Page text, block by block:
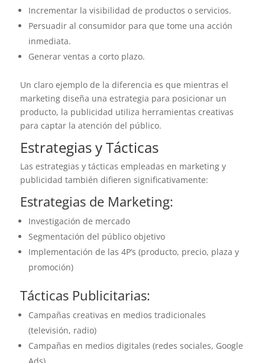
Incrementar la visibilidad de productos o servicios.
Persuadir al consumidor para que tome una acción
inmediata.
Generar ventas a corto plazo.
Un claro ejemplo de la diferencia es que mientras el
marketing diseña una estrategia para posicionar un
producto, la publicidad utiliza herramientas creativas
para captar la atención del público.
Estrategias y Tácticas
Las estrategias y tácticas empleadas en marketing y
publicidad también difieren significativamente:
Estrategias de Marketing:
Investigación de mercado
Segmentación del público objetivo
Implementación de las 4P’s (producto, precio, plaza y
promoción)
Tácticas Publicitarias:
Campañas creativas en medios tradicionales
(televisión, radio)
Campañas en medios digitales (redes sociales, Google